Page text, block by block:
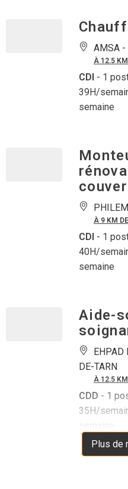
AMSA -
À 12.5 KM
CDI - 1
39H/
semaine
À 9 KM
CDI - 1
40H/
semaine
Aide-
EHPAD
DE-TARN
À 12.5 KM
CDD - 1
35H/
semaine
Plus de